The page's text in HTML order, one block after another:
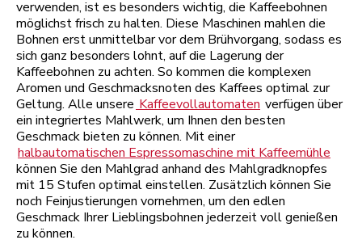
verwenden, ist es besonders wichtig, die Kaffeebohnen
möglichst frisch zu halten. Diese Maschinen mahlen die
Bohnen erst unmittelbar vor dem Brühvorgang, sodass es
sich ganz besonders lohnt, auf die Lagerung der
Kaffeebohnen zu achten. So kommen die komplexen
Aromen und Geschmacksnoten des Kaffees optimal zur
Geltung. Alle unsere Kaffeevollautomaten verfügen über
ein integriertes Mahlwerk, um Ihnen den besten
Geschmack bieten zu können. Mit einer
halbautomatischen Espressomaschine mit Kaffeemühle
können Sie den Mahlgrad anhand des Mahlgradknopfes
mit 15 Stufen optimal einstellen. Zusätzlich können Sie
noch Feinjustierungen vornehmen, um den edlen
Geschmack Ihrer Lieblingsbohnen jederzeit voll genießen
zu können.